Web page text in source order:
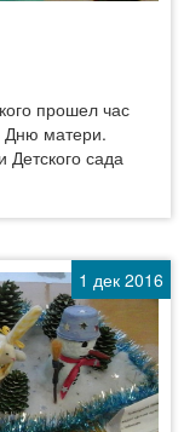
прошел час
Дню матери.
Детского сада
1 дек 2016